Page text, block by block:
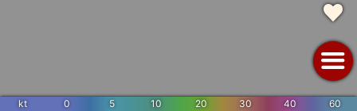
kt 0 5 10 20 30 40 60